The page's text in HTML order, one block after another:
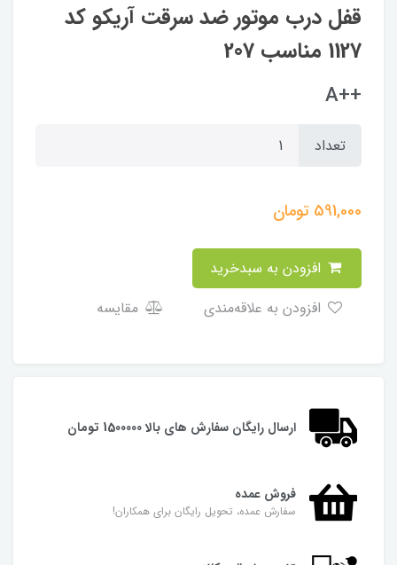
قفل درب موتور ضد سرقت آریکو کد
1127 مناسب 207
++A
تعداد
591,000 تومان
مقایسه
ارسال رایگان سفارش های بالا 1500000 تومان
فروش عمده
سفارش عمده، تحویل رایگان برای همکاران!